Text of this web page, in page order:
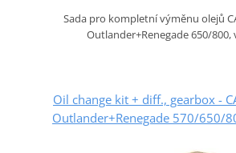
Sada pro kompletní výměnu olejů
Outlander+Renegade 650/800,
Oil change kit + diff., gearbox -
Outlander+Renegade 570/650/